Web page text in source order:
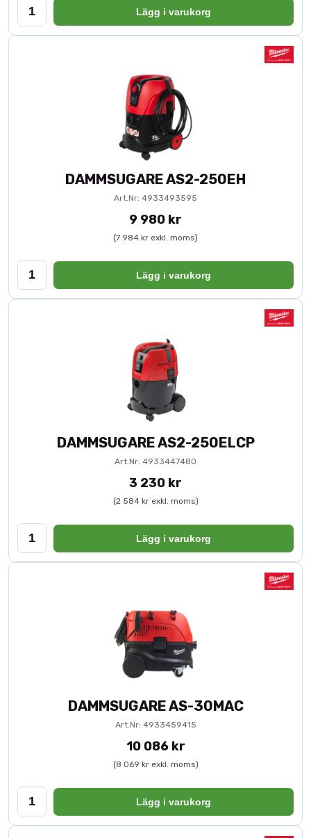
Lägg i varukorg
DAMMSUGARE AS2-250EH
Art.Nr: 4933493595
9 980 kr
(7 984 kr exkl. moms)
Lägg i varukorg
DAMMSUGARE AS2-250ELCP
Art.Nr: 4933447480
3 230 kr
(2 584 kr exkl. moms)
Lägg i varukorg
DAMMSUGARE AS-30MAC
Art.Nr: 4933459415
10 086 kr
(8 069 kr exkl. moms)
Lägg i varukorg